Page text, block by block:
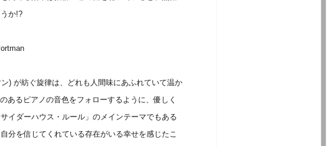
か!?
) が紡ぐ旋律は、どれも人間味にあふれていて温か
あるピアノの音色をフォローするように、優しく
イダーハウス・ルール」のメインテーマでもある
分を信じてくれている存在がいる幸せを感じたこ